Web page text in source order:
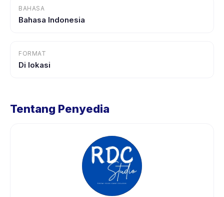
BAHASA
Bahasa Indonesia
FORMAT
Di lokasi
Tentang Penyedia